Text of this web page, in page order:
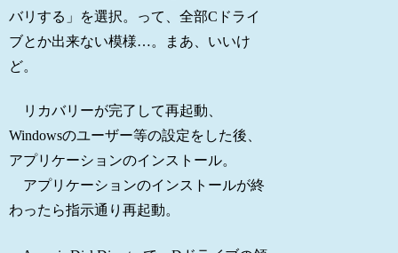
バリする」を選択。って、全部Cドライ
ブとか出来ない模様…。まあ、いいけ
ど。
リカバリーが完了して再起動、
Windowsのユーザー等の設定をした後、
アプリケーションのインストール。
アプリケーションのインストールが終
わったら指示通り再起動。